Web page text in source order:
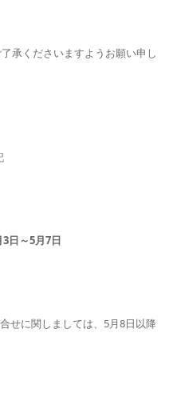
承くださいますようお願い申し
日～5月7日
せに関しましては、5月8日以降